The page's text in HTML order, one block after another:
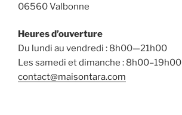
06560 Valbonne
Heures d’ouverture
Du lundi au vendredi : 8h00—21h00
Les samedi et dimanche : 8h00–19h00
contact@maisontara.com